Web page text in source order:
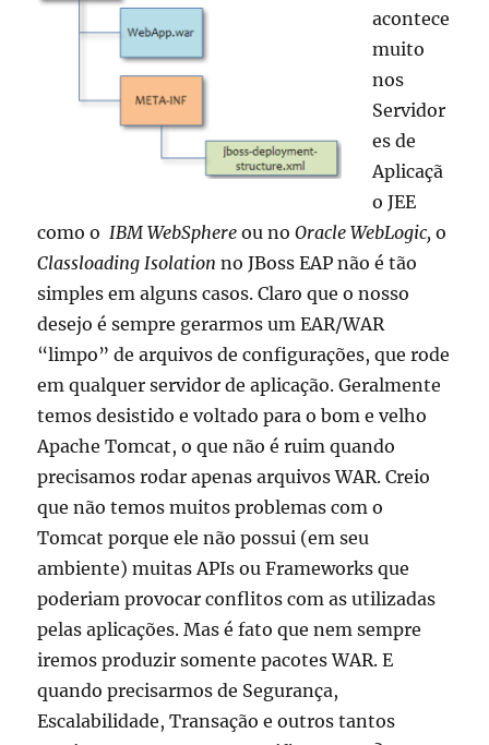
acontece
muito
nos
Servidor
es de
Aplicaçã
o JEE
como oIBM WebSphere ou noOracle WebLogic,o
Classloading Isolation no JBoss EAP não é tão
simples em alguns casos. Claro que o nosso
desejo é sempre gerarmos um EAR/WAR
“limpo” de arquivos de configurações, que rode
em qualquer servidor de aplicação. Geralmente
temos desistido e voltado para o bom e velho
Apache Tomcat, o que não é ruim quando
precisamos rodar apenas arquivos WAR. Creio
que não temos muitos problemas com o
Tomcat porque ele não possui (em seu
ambiente) muitas APIs ou Frameworks que
poderiam provocar conflitos com as utilizadas
pelas aplicações. Mas é fato que nem sempre
iremos produzir somente pacotes WAR. E
quando precisarmos de Segurança,
Escalabilidade, Transação e outros tantos